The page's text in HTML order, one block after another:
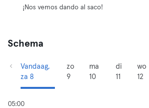
¡Nos vemos dando al saco!
Schema
Vandaag,
za 8
zo
9
ma
10
di
11
wo
12
05:00